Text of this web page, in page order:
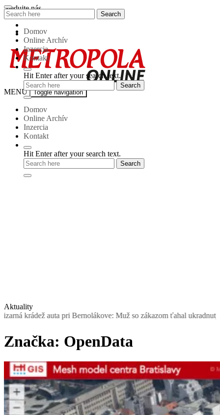
Skip
to
content
Sledujte nás
Metropola-
MENU Toggle navigation
Domov
Online Archív
Inzercia
Kontakt
Hit Enter after your search text.
Search
for:
Search
Domov
Online Archív
Inzercia
Kontakt
Hit Enter after your search text.
Aktuality
auta pri Bernolákove: Muž so zákazom ťahal ukradnutý Seat,
Značka: OpenData